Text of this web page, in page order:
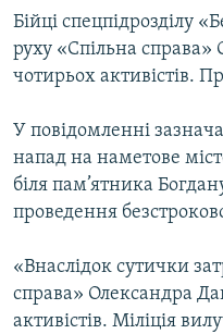
Бійці спецпідрозділу
руху «Спільна
чотирьох активістів.
У повідомленні
напад на наметове
біля пам’ятника
проведення
«Внаслідок сутички
справа» Олександра
активістів. Міліція